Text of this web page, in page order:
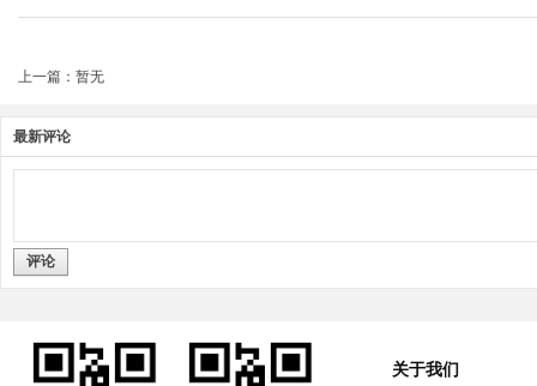
上一篇：暂无
最新评论
评论
关于我们